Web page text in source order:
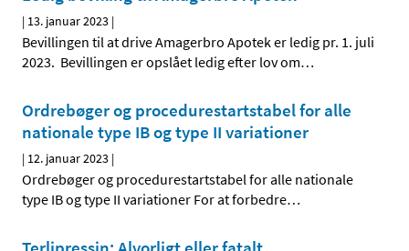
| 13. januar 2023 |
Bevillingen til at drive Amagerbro Apotek er ledig pr. 1. juli
2023. Bevillingen er opslået ledig efter lov om…
Ordrebøger og procedurestartstabel for alle
nationale type IB og type II variationer
| 12. januar 2023 |
Ordrebøger og procedurestartstabel for alle nationale
type IB og type II variationer For at forbedre…